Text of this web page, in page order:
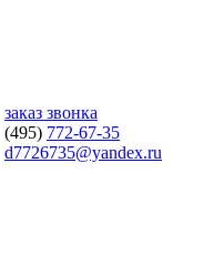
заказ звонка
(495) 772-67-35
d7726735@yandex.ru